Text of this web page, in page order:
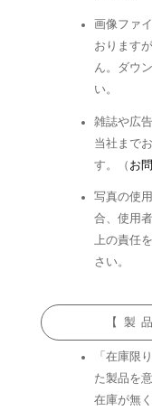
画像ファ
おります
ん。ダウ
い。
雑誌や広
当社まで
す。（ お
写真の使
合、使用
上の責任
さい。
【製
「在庫限
た製品を
在庫が無